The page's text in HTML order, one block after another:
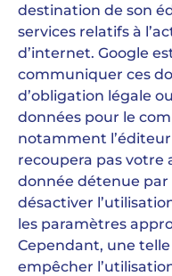
destination de son
services relatifs à
d’internet. Google
communiquer ces
d’obligation légale
données pour le
notamment
recoupera pas votre
donnée détenue par
désactiver
les paramètres
Cependant, une
empêcher